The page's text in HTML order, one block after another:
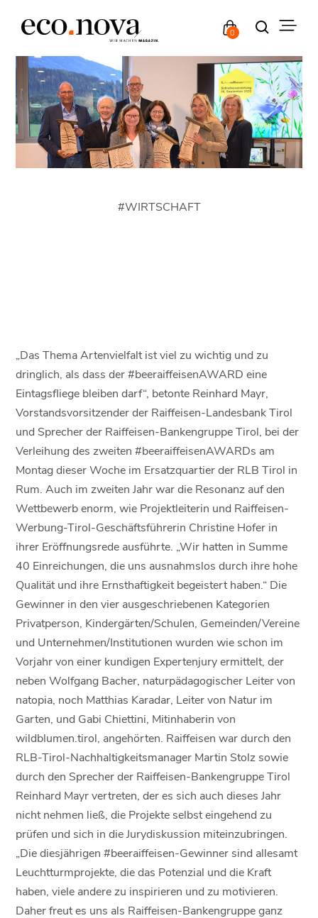
0
#WIRTSCHAFT
„Das Thema Artenvielfalt ist viel zu wichtig und zu
dringlich, als dass der #beeraiffeisenAWARD eine
Eintagsfliege bleiben darf“, betonte Reinhard Mayr,
Vorstandsvorsitzender der Raiffeisen-Landesbank Tirol
und Sprecher der Raiffeisen-Bankengruppe Tirol, bei der
Verleihung des zweiten #beeraiffeisenAWARDs am
Montag dieser Woche im Ersatzquartier der RLB Tirol in
Rum. Auch im zweiten Jahr war die Resonanz auf den
Wettbewerb enorm, wie Projektleiterin und Raiffeisen-
Werbung-Tirol-Geschäftsführerin Christine Hofer in
ihrer Eröffnungsrede ausführte. „Wir hatten in Summe
40 Einreichungen, die uns ausnahmslos durch ihre hohe
Qualität und ihre Ernsthaftigkeit begeistert haben.“ Die
Gewinner in den vier ausgeschriebenen Kategorien
Privatperson, Kindergärten/Schulen, Gemeinden/Vereine
und Unternehmen/Institutionen wurden wie schon im
Vorjahr von einer kundigen Expertenjury ermittelt, der
neben Wolfgang Bacher, naturpädagogischer Leiter von
natopia, noch Matthias Karadar, Leiter von Natur im
Garten, und Gabi Chiettini, Mitinhaberin von
wildblumen.tirol, angehörten. Raiffeisen war durch den
RLB-Tirol-Nachhaltigkeitsmanager Martin Stolz sowie
durch den Sprecher der Raiffeisen-Bankengruppe Tirol
Reinhard Mayr vertreten, der es sich auch dieses Jahr
nicht nehmen ließ, die Projekte selbst eingehend zu
prüfen und sich in die Jurydiskussion miteinzubringen.
„Die diesjährigen #beeraiffeisen-Gewinner sind allesamt
Leuchtturmprojekte, die das Potenzial und die Kraft
haben, viele andere zu inspirieren und zu motivieren.
Daher freut es uns als Raiffeisen-Bankengruppe ganz